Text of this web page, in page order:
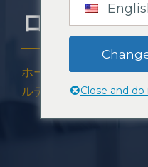
ローン市
ホーム ソリューショ
ルティングと市場調査
Close and